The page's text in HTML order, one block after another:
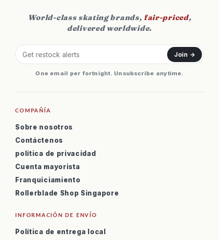
World-class skating brands,fair-priced,
delivered worldwide.
Join →
One email per fortnight. Unsubscribe anytime.
COMPAÑÍA
Sobre nosotros
Contáctenos
política de privacidad
Cuenta mayorista
Franquiciamiento
Rollerblade Shop Singapore
INFORMACIÓN DE ENVÍO
Política de entrega local